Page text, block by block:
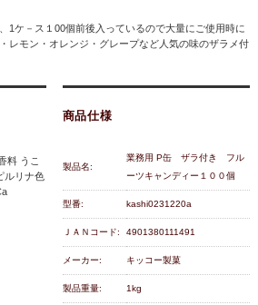
1ケ－ス１00個前後入っているので大量にご使用時に
レモン・オレンジ・グレープなど人気の味のザラメ付
料 うこ
ルリナ色
商品仕様
製品名:
業務用 P缶 ザラ付き フル
ーツキャンディー１００個
型番: kashi0231220a
ＪＡＮコード: 4901380111491
メーカー: キッコー製菓
製品重量: 1kg